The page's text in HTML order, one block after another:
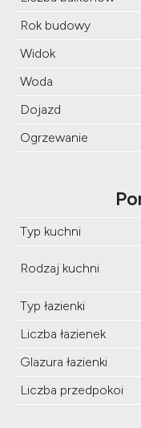
Rok budowy
Widok
Woda
Dojazd
Ogrzewanie
Typ kuchni
Rodzaj kuchni
Typ łazienki
Liczba łazienek
Glazura łazienki
Liczba przedpokoi